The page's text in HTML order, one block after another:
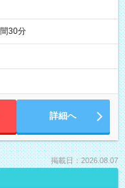
30分
詳細へ
掲載日：2026.08.07